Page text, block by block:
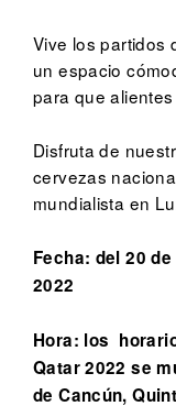
Vive los partidos
un espacio
para que
Disfruta de
cervezas
mundialista en
Fecha: del 20
2022
Hora: los
Qatar 2022 se
de Cancún,